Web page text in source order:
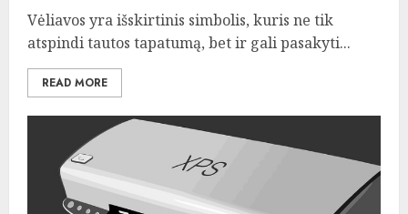
Vėliavos yra išskirtinis simbolis, kuris ne tik
atspindi tautos tapatumą, bet ir gali pasakyti...
READ MORE